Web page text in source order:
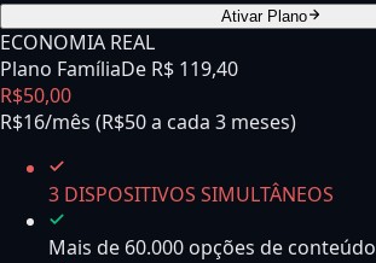
Ativar Plano
ECONOMIA REAL
Plano FamíliaDe R$ 119,40
R$50,00
R$16/mês (R$50 a cada 3 meses)
3 DISPOSITIVOS SIMULTÂNEOS
Mais de 60.000 opções de conteúdo